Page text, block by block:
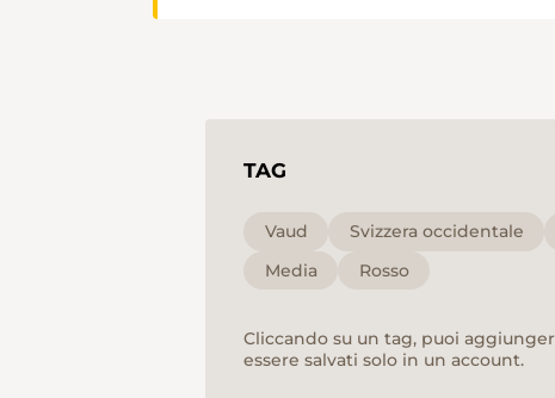
TAG
Vaud Svizzera occidentale
Media
Rosso
Cliccando su un tag, puoi
essere salvati solo in un account.